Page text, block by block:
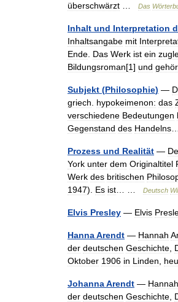
überschwärzt
Das
Inhalt und Interpretation
Inhaltsangabe mit
Ende Das Werk ist ein
Bildungsroman[1] und
Subjekt (Philosophie) —
griech
hypokeimenon: das
verschiedene Bedeutungen
Gegenstand des Handelns
Prozess und Realität —
York unter dem Originaltitel
Werk des britischen
1947). Es ist Deutsch
Elvis Presley — Elvis
HannaArendt — Hannah
der deutschen Geschichte
Oktober 1906 in Linden
JohannaArendt — Hannah
der deutschen Geschichte